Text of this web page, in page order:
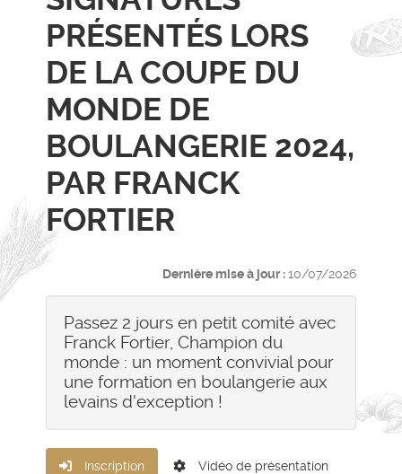
PRÉSENTÉS LORS
DE LA COUPE DU
MONDE DE
BOULANGERIE 2024,
PAR FRANCK
FORTIER
Dernière mise à jour :10/07/2026
Passez 2 jours en petit comité avec
Franck Fortier, Champion du
monde : un moment convivial pour
une formation en boulangerie aux
levains d'exception !
Inscription Vidéo de présentation